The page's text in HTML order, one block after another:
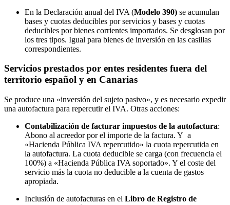
En la Declaración anual del IVA (Modelo 390) se acumulan
bases y cuotas deducibles por servicios y bases y cuotas
deducibles por bienes corrientes importados. Se desglosan por
los tres tipos. Igual para bienes de inversión en las casillas
correspondientes.
Servicios prestados por entes residentes fuera del
territorio español y en Canarias
Se produce una «inversión del sujeto pasivo», y es necesario expedir
una autofactura para repercutir el IVA. Otras acciones:
Contabilización de facturar impuestos de la autofactura:
Abono al acreedor por el importe de la factura. Y a
«Hacienda Pública IVA repercutido» la cuota repercutida en
la autofactura. La cuota deducible se carga (con frecuencia el
100%) a «Hacienda Pública IVA soportado». Y el coste del
servicio más la cuota no deducible a la cuenta de gastos
apropiada.
Inclusión de autofacturas en el Libro de Registro de